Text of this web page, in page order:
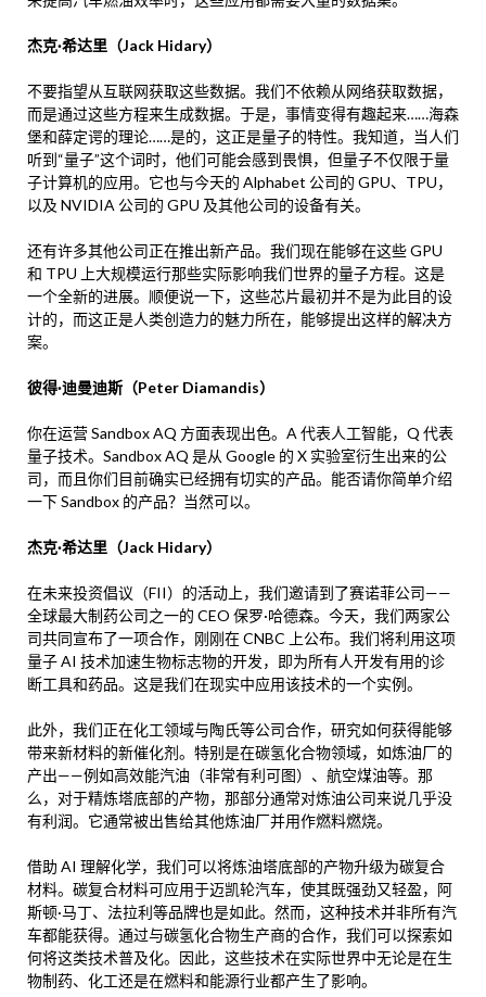
杰克·希达里（Jack Hidary）
不要指望从互联网获取这些数据。我们不依赖从网络获取数据，
而是通过这些方程来生成数据。于是，事情变得有趣起来……海森
堡和薛定谔的理论……是的，这正是量子的特性。我知道，当人们
听到“量子”这个词时，他们可能会感到畏惧，但量子不仅限于量
子计算机的应用。它也与今天的 Alphabet 公司的 GPU、TPU，
以及 NVIDIA 公司的 GPU 及其他公司的设备有关。
还有许多其他公司正在推出新产品。我们现在能够在这些 GPU
和 TPU 上大规模运行那些实际影响我们世界的量子方程。这是
一个全新的进展。顺便说一下，这些芯片最初并不是为此目的设
计的，而这正是人类创造力的魅力所在，能够提出这样的解决方
案。
彼得·迪曼迪斯（Peter Diamandis）
你在运营 Sandbox AQ 方面表现出色。A 代表人工智能，Q 代表
量子技术。Sandbox AQ 是从 Google 的 X 实验室衍生出来的公
司，而且你们目前确实已经拥有切实的产品。能否请你简单介绍
一下 Sandbox 的产品？当然可以。
杰克·希达里（Jack Hidary）
在未来投资倡议（FII）的活动上，我们邀请到了赛诺菲公司——
全球最大制药公司之一的 CEO 保罗·哈德森。今天，我们两家公
司共同宣布了一项合作，刚刚在 CNBC 上公布。我们将利用这项
量子 AI 技术加速生物标志物的开发，即为所有人开发有用的诊
断工具和药品。这是我们在现实中应用该技术的一个实例。
此外，我们正在化工领域与陶氏等公司合作，研究如何获得能够
带来新材料的新催化剂。特别是在碳氢化合物领域，如炼油厂的
产出——例如高效能汽油（非常有利可图）、航空煤油等。那
么，对于精炼塔底部的产物，那部分通常对炼油公司来说几乎没
有利润。它通常被出售给其他炼油厂并用作燃料燃烧。
借助 AI 理解化学，我们可以将炼油塔底部的产物升级为碳复合
材料。碳复合材料可应用于迈凯轮汽车，使其既强劲又轻盈，阿
斯顿·马丁、法拉利等品牌也是如此。然而，这种技术并非所有汽
车都能获得。通过与碳氢化合物生产商的合作，我们可以探索如
何将这类技术普及化。因此，这些技术在实际世界中无论是在生
物制药、化工还是在燃料和能源行业都产生了影响。